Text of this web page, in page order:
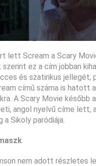
lett Scream a Scary
szerint ez a cím jobban
és szatirikus jellegét,
című száma is hatott a
A Scary Movie később
angol nyelvű címe lett,
a Sikoly paródiája.
nem adott részletes